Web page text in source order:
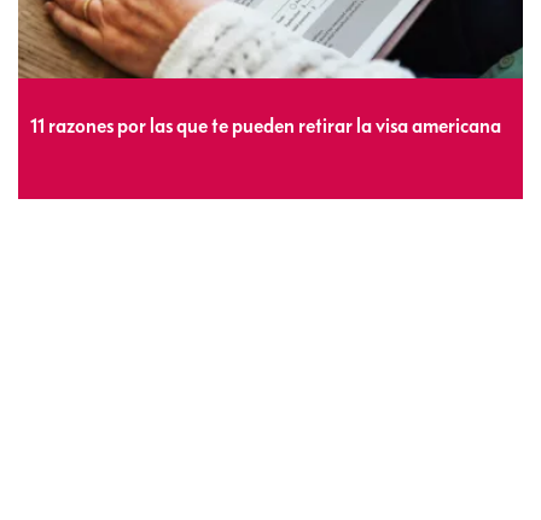
11 razones por las que te pueden retirar la visa americana